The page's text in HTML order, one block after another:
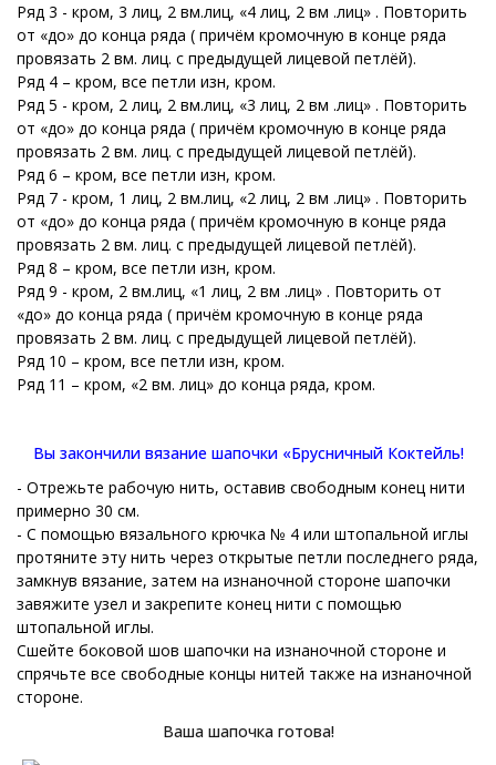
Ряд 3 - кром, 3 лиц, 2 вм.лиц, «4 лиц, 2 вм .лиц» . Повторить
от «до» до конца ряда ( причём кромочную в конце ряда
провязать 2 вм. лиц. с предыдущей лицевой петлёй).
Ряд 4 – кром, все петли изн, кром.
Ряд 5 - кром, 2 лиц, 2 вм.лиц, «3 лиц, 2 вм .лиц» . Повторить
от «до» до конца ряда ( причём кромочную в конце ряда
провязать 2 вм. лиц. с предыдущей лицевой петлёй).
Ряд 6 – кром, все петли изн, кром.
Ряд 7 - кром, 1 лиц, 2 вм.лиц, «2 лиц, 2 вм .лиц» . Повторить
от «до» до конца ряда ( причём кромочную в конце ряда
провязать 2 вм. лиц. с предыдущей лицевой петлёй).
Ряд 8 – кром, все петли изн, кром.
Ряд 9 - кром, 2 вм.лиц, «1 лиц, 2 вм .лиц» . Повторить от
«до» до конца ряда ( причём кромочную в конце ряда
провязать 2 вм. лиц. с предыдущей лицевой петлёй).
Ряд 10 – кром, все петли изн, кром.
Ряд 11 – кром, «2 вм. лиц» до конца ряда, кром.
Вы закончили вязание шапочки «Брусничный Коктейль!
- Отрежьте рабочую нить, оставив свободным конец нити
примерно 30 см.
- С помощью вязального крючка № 4 или штопальной иглы
протяните эту нить через открытые петли последнего ряда,
замкнув вязание, затем на изнаночной стороне шапочки
завяжите узел и закрепите конец нити с помощью
штопальной иглы.
Сшейте боковой шов шапочки на изнаночной стороне и
спрячьте все свободные концы нитей также на изнаночной
стороне.
Ваша шапочка готова!